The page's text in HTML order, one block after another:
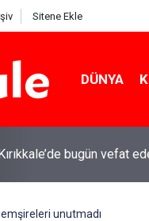
Sitene Ekle
DÜNYA
bugün vefat
unutmadı